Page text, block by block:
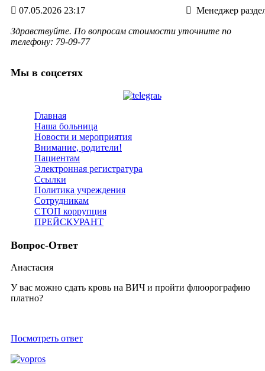
детей дошкольного возраста "Лесной
голосок"
Платные услуги
Терапевтические отделения
Терапия
07.05.2026 23:17 Менеджер
Здравствуйте. По вопросам стоимости уточните по
телефону: 79-09-77
Мы в соцсетях
Главная
Наша больница
Новости и мероприятия
Внимание, родители!
Пациентам
Электронная регистратура
Ссылки
Политика учреждения
Сотрудникам
СТОП коррупция
ПРЕЙСКУРАНТ
Вопрос-Ответ
Анастасия
У вас можно сдать кровь на ВИЧ и пройти флюорографию
платно?
Посмотреть ответ